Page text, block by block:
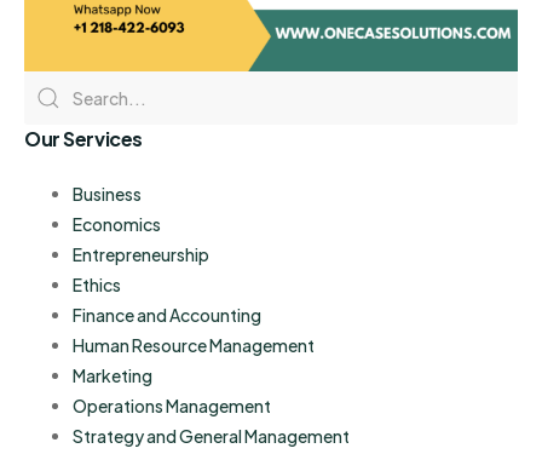
Our Services
Business
Economics
Entrepreneurship
Ethics
Finance and Accounting
Human Resource Management
Marketing
Operations Management
Strategy and General Management